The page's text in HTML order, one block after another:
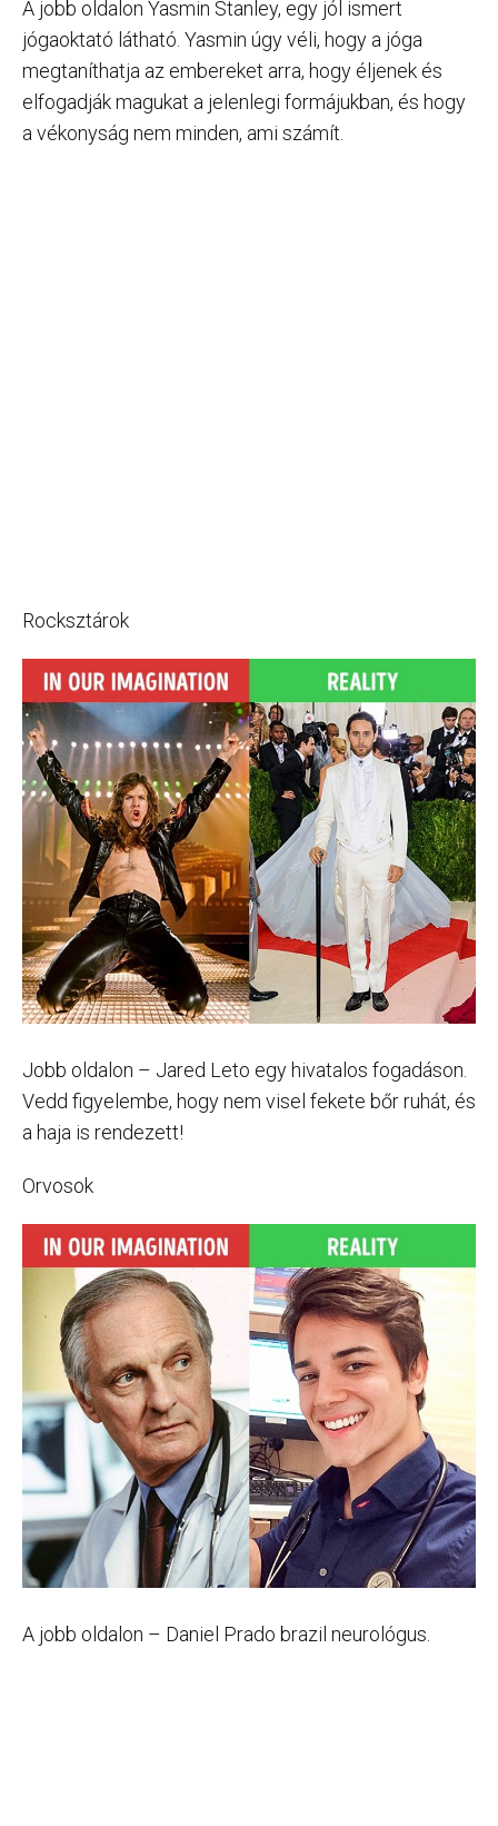
A jobb oldalon Yasmin Stanley, egy jól ismert
jógaoktató látható. Yasmin úgy véli, hogy a jóga
megtaníthatja az embereket arra, hogy éljenek és
elfogadják magukat a jelenlegi formájukban, és hogy
a vékonyság nem minden, ami számít.
Rocksztárok
Jobb oldalon – Jared Leto egy hivatalos fogadáson.
Vedd figyelembe, hogy nem visel fekete bőr ruhát, és
a haja is rendezett!
Orvosok
A jobb oldalon – Daniel Prado brazil neurológus.